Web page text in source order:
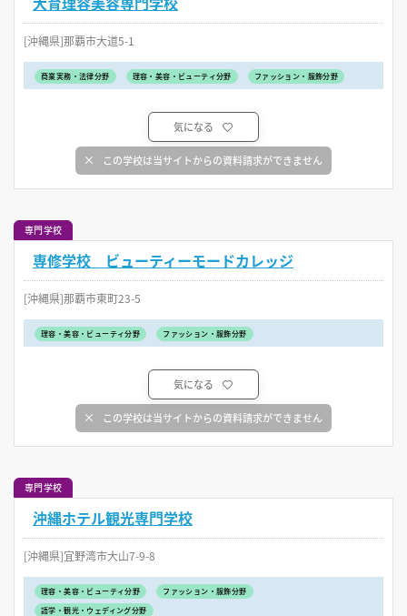
[沖縄県]那覇市大道5-1
商業実務・法律分野 理容・美容・ビューティ分野 ファッション・服飾分野
気になる
この学校は当サイトからの資料請求ができません
専門学校
専修学校 ビューティーモードカレッジ
[沖縄県]那覇市東町23-5
理容・美容・ビューティ分野 ファッション・服飾分野
気になる
この学校は当サイトからの資料請求ができません
専門学校
沖縄ホテル観光専門学校
[沖縄県]宜野湾市大山7-9-8
理容・美容・ビューティ分野
ファッション・服飾分野
語学・観光・ウェディング分野